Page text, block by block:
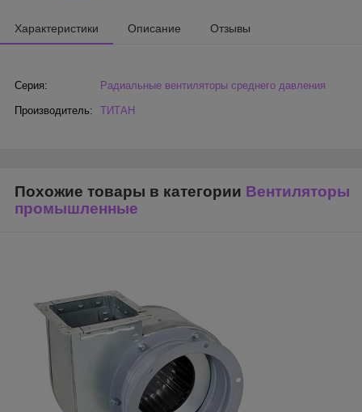
Характеристики Описание Отзывы
Серия: Радиальные вентиляторы среднего давления
Производитель: ТИТАН
Похожие товары в категории Вентиляторы
промышленные